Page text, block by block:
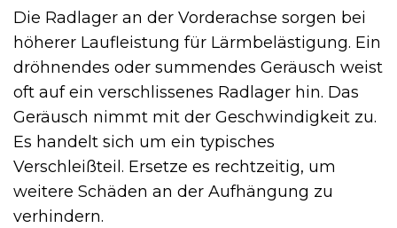
Die Radlager an der Vorderachse sorgen bei
höherer Laufleistung für Lärmbelästigung. Ein
dröhnendes oder summendes Geräusch weist
oft auf ein verschlissenes Radlager hin. Das
Geräusch nimmt mit der Geschwindigkeit zu.
Es handelt sich um ein typisches
Verschleißteil. Ersetze es rechtzeitig, um
weitere Schäden an der Aufhängung zu
verhindern.